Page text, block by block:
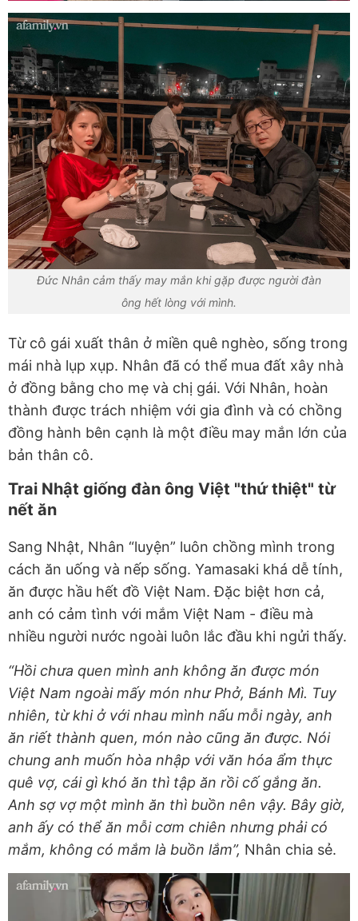
Đức Nhân cảm thấy may mắn khi gặp được người đàn
ông hết lòng với mình.
Từ cô gái xuất thân ở miền quê nghèo, sống trong
mái nhà lụp xụp. Nhân đã có thể mua đất xây nhà
ở đồng bằng cho mẹ và chị gái. Với Nhân, hoàn
thành được trách nhiệm với gia đình và có chồng
đồng hành bên cạnh là một điều may mắn lớn của
bản thân cô.
Trai Nhật giống đàn ông Việt "thứ thiệt" từ
nết ăn
Sang Nhật, Nhân “luyện” luôn chồng mình trong
cách ăn uống và nếp sống. Yamasaki khá dễ tính,
ăn được hầu hết đồ Việt Nam. Đặc biệt hơn cả,
anh có cảm tình với mắm Việt Nam - điều mà
nhiều người nước ngoài luôn lắc đầu khi ngửi thấy.
“Hồi chưa quen mình anh không ăn được món
Việt Nam ngoài mấy món như Phở, Bánh Mì. Tuy
nhiên, từ khi ở với nhau mình nấu mỗi ngày, anh
ăn riết thành quen, món nào cũng ăn được. Nói
chung anh muốn hòa nhập với văn hóa ẩm thực
quê vợ, cái gì khó ăn thì tập ăn rồi cố gắng ăn.
Anh sợ vợ một mình ăn thì buồn nên vậy. Bây giờ,
anh ấy có thể ăn mỗi cơm chiên nhưng phải có
mắm, không có mắm là buồn lắm”, Nhân chia sẻ.